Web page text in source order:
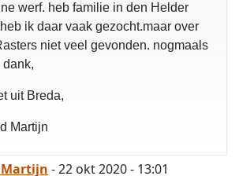
werf. heb familie in den Helder
ik daar vaak gezocht.maar over
niet veel gevonden. nogmaals
dank,
uit Breda,
Martijn
- 22 okt 2020 - 13:01
opgelost